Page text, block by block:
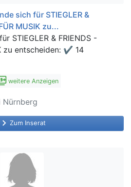
sich für STIEGLER &
MUSIK zu...
STIEGLER & FRIENDS -
zu entscheiden: ✔ 14
weitere Anzeigen
keyboard_arrow_right Zum Inserat